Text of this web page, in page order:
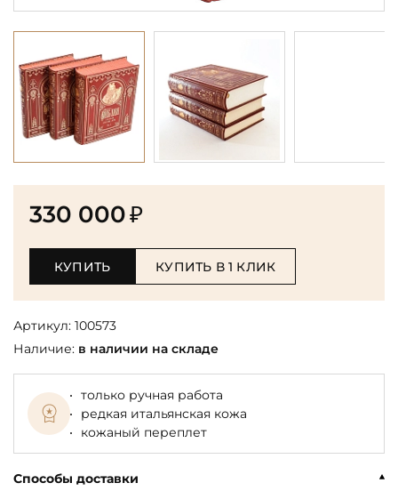
330 000₽
КУПИТЬ КУПИТЬ В 1 КЛИК
Артикул: 100573
Наличие: в наличии на складе
только ручная работа
редкая итальянская кожа
кожаный переплет
Способы доставки